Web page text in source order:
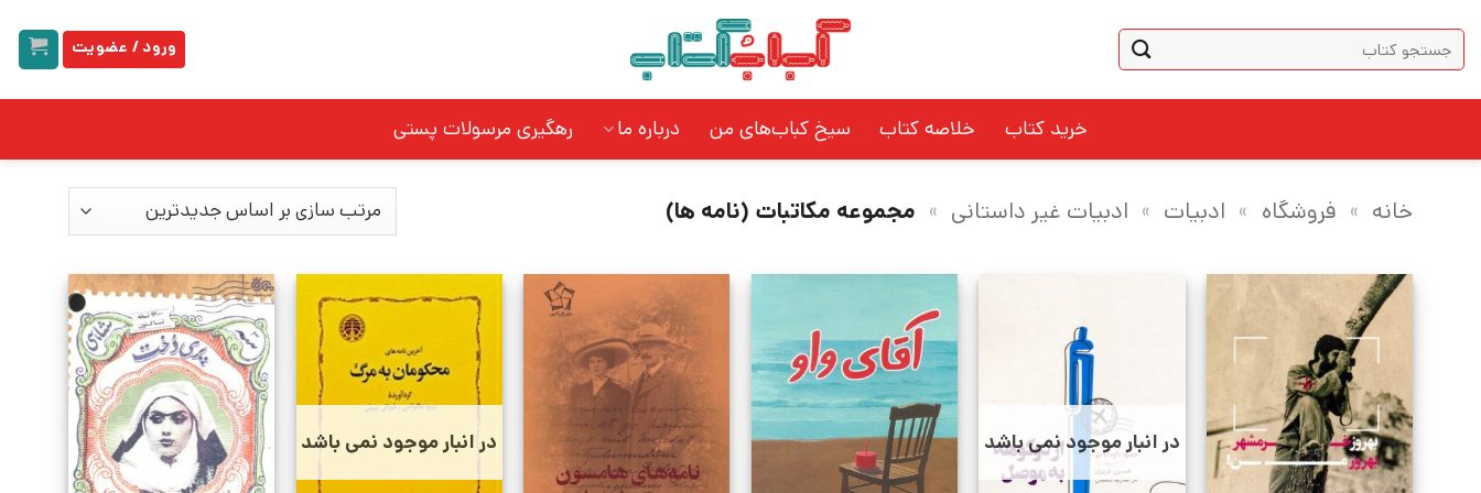
content
جستجو
برای:
ورود / عضویت
خرید کتاب خلاصه کتاب سیخ کباب‌های من درباره ما رهگیری مرسولات پستی
خانه » فروشگاه » ادبیات » ادبیات غیر داستانی » مجموعه مکاتبات (نامه ها)
در انبار موجود نمی باشد در انبار موجود نمی باشد